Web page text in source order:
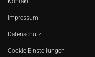
Impressum
Datenschutz
Cookie-Einstellungen